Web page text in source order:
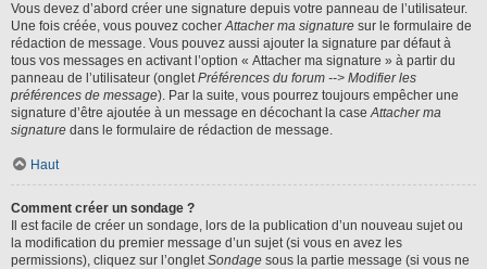
Vous devez d’abord créer une signature depuis votre panneau de l’utilisateur.
Une fois créée, vous pouvez cocherAttacher ma signature sur le formulaire de
rédaction de message. Vous pouvez aussi ajouter la signature par défaut à
tous vos messages en activant l’option « Attacher ma signature » à partir du
panneau de l’utilisateur (ongletPréférences du forum --> Modifier les
préférences de message). Par la suite, vous pourrez toujours empêcher une
signature d’être ajoutée à un message en décochant la caseAttacher ma
signature dans le formulaire de rédaction de message.
Haut
Comment créer un sondage ?
Il est facile de créer un sondage, lors de la publication d’un nouveau sujet ou
la modification du premier message d’un sujet (si vous en avez les
permissions), cliquez sur l’ongletSondage sous la partie message (si vous ne